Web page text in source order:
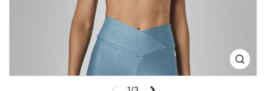
Abrir
mídia